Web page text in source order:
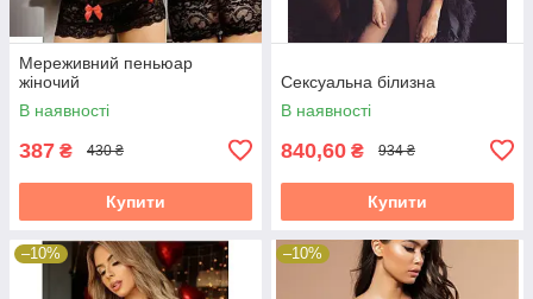
Мереживний пеньюар
жіночий
В наявності
387 ₴ 430 ₴
Купити
Сексуальна білизна
В наявності
840,60 ₴ 934 ₴
Купити
–10% –10%